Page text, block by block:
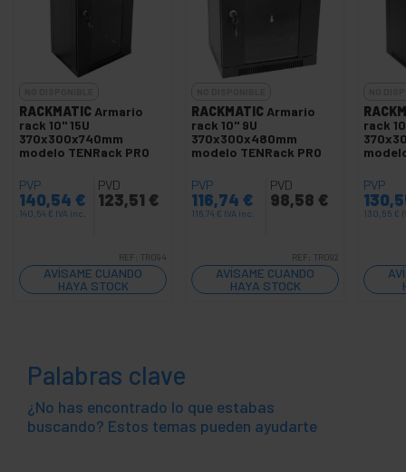
RACKMATIC Armario
rack 10'' 15U
370x300x740mm
modelo TENRack PRO
PVP
140,54 €
140,54 € IVA inc.
PVD
123,51 €
REF: TR094
AVÍSAME CUANDO
HAYA STOCK
RACKMATIC Armario
rack 10'' 9U
370x300x480mm
modelo TENRack PRO
PVP
116,74 €
116,74 € IVA inc.
PVD
98,58 €
REF: TR092
AVÍSAME CUANDO
HAYA STOCK
rack
PVP
130,55 €
Palabras clave
¿No has encontrado lo que estabas
buscando? Estos temas pueden ayudarte